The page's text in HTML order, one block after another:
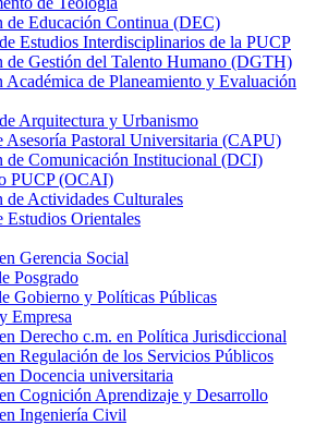
de Educación Continua (DEC)
Estudios Interdisciplinarios de la PUCP
de Gestión del Talento Humano (DGTH)
Académica de Planeamiento y Evaluación
Arquitectura y Urbanismo
Asesoría Pastoral Universitaria (CAPU)
de Comunicación Institucional (DCI)
PUCP (OCAI)
de Actividades Culturales
Estudios Orientales
Gerencia Social
Posgrado
Gobierno y Políticas Públicas
Empresa
Derecho c.m. en Política Jurisdiccional
Regulación de los Servicios Públicos
Docencia universitaria
Cognición Aprendizaje y Desarrollo
Ingeniería Civil